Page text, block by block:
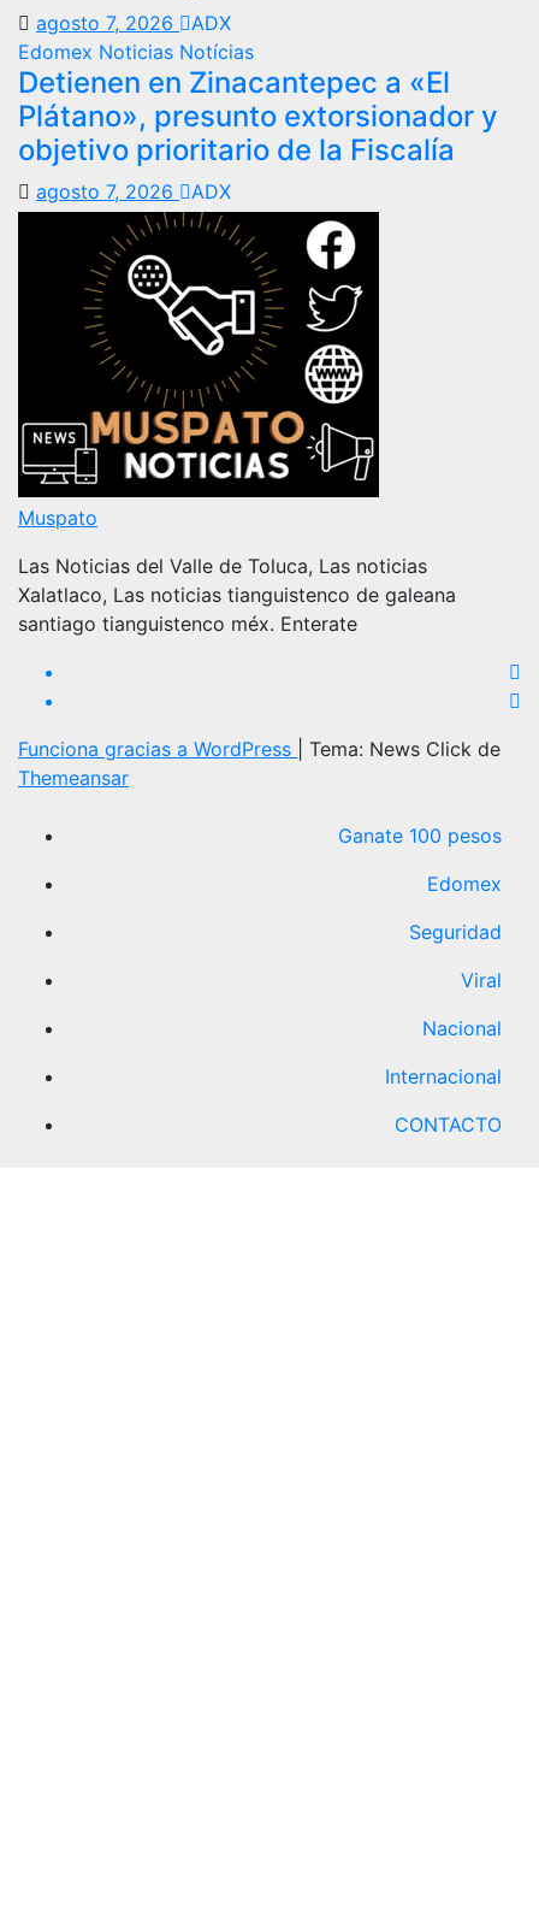
agosto 7, 2026
ADX
Edomex Noticias Notícias
Detienen en Zinacantepec a «El
Plátano», presunto extorsionador y
objetivo prioritario de la Fiscalía
agosto 7, 2026 ADX
Muspato
Las Noticias del Valle de Toluca, Las noticias
Xalatlaco, Las noticias tianguistenco de galeana
santiago tianguistenco méx. Enterate
Funciona gracias a WordPress
Tema: News Click de
Themeansar
Ganate 100 pesos
Edomex
Seguridad
Viral
Nacional
Internacional
CONTACTO